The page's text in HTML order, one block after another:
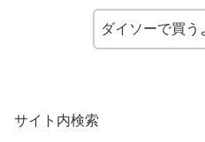
ダイソーで買う
サイト内検索